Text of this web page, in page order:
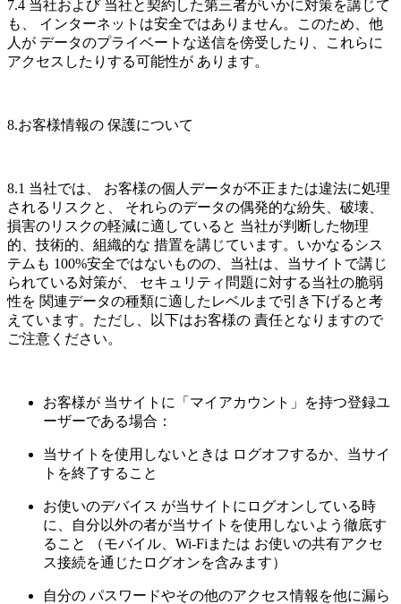
7.4 当社および 当社と契約した第三者がいかに対策を講じて
も、 インターネットは安全ではありません。このため、他
人が データのプライベートな送信を傍受したり、これらに
アクセスしたりする可能性が あります。
8.お客様情報の 保護について
8.1 当社では、 お客様の個人データが不正または違法に処理
されるリスクと、 それらのデータの偶発的な紛失、破壊、
損害のリスクの軽減に適していると 当社が判断した物理
的、技術的、組織的な 措置を講じています。いかなるシス
テムも 100%安全ではないものの、当社は、当サイトで講じ
られている対策が、 セキュリティ問題に対する当社の脆弱
性を 関連データの種類に適したレベルまで引き下げると考
えています。ただし、以下はお客様の 責任となりますので
ご注意ください。
お客様が 当サイトに「マイアカウント」を持つ登録ユ
ーザーである場合：
当サイトを使用しないときは ログオフするか、当サイ
トを終了すること
お使いのデバイス が当サイトにログオンしている時
に、自分以外の者が当サイトを使用しないよう徹底す
ること （モバイル、Wi-Fiまたは お使いの共有アクセ
ス接続を通じたログオンを含みます）
自分の パスワードやその他のアクセス情報を他に漏ら